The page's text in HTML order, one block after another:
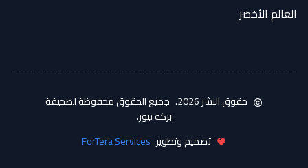
العالم الأخضر
حقوق النشر 2026.
جميع الحقوق محفوظة لصحيفة
بركة نيوز.
تصميم وتطوير ForTera Services